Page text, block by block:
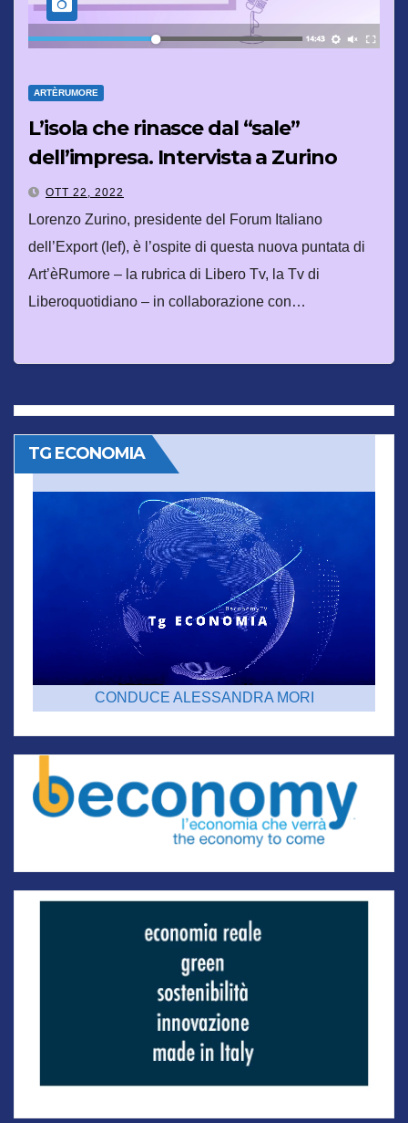
ARTÈRUMORE
L’isola che rinasce dal “sale”
dell’impresa. Intervista a Zurino
OTT 22, 2022
Lorenzo Zurino, presidente del Forum Italiano
dell’Export (Ief), è l’ospite di questa nuova puntata di
Art’èRumore – la rubrica di Libero Tv, la Tv di
Liberoquotidiano – in collaborazione con…
TG ECONOMIA
CONDUCE ALESSANDRA MORI